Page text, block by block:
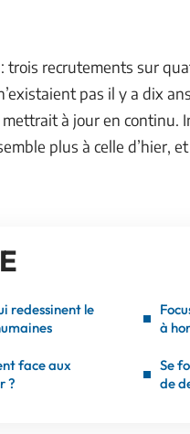
recrutements sur
pas il y a dix
à jour en continu.
plus à celle d’hier,
redessinent le
face aux
?
à
Se
de